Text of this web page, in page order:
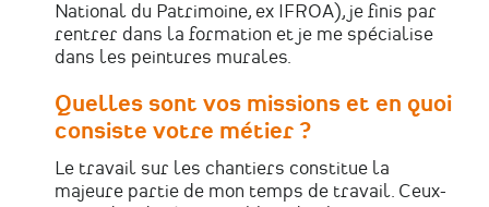
National du Patrimoine, ex IFROA), je finis par
rentrer dans la formation et je me spécialise
dans les peintures murales.
Quelles sont vos missions et en quoi
consiste votre métier ?
Le travail sur les chantiers constitue la
majeure partie de mon temps de travail. Ceux-